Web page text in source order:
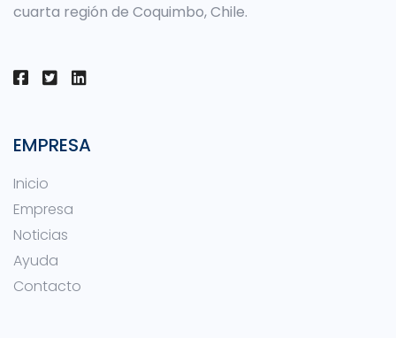
cuarta región de Coquimbo, Chile.
EMPRESA
Inicio
Empresa
Noticias
Ayuda
Contacto